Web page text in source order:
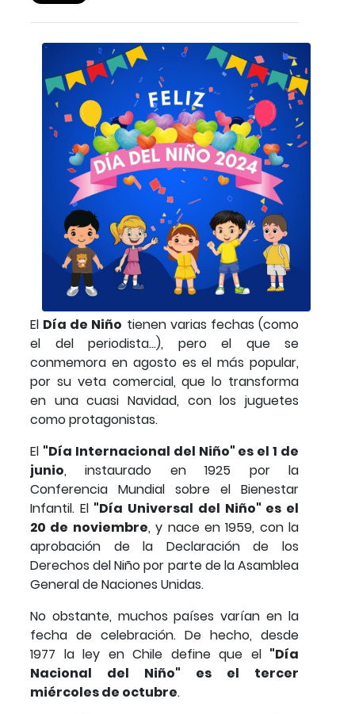
El Día de Niño tienen varias fechas (como
el del periodista...), pero el que se
conmemora en agosto es el más popular,
por su veta comercial, que lo transforma
en una cuasi Navidad, con los juguetes
como protagonistas.
El "Día Internacional del Niño" es el 1 de
junio, instaurado en 1925 por la
Conferencia Mundial sobre el Bienestar
Infantil. El "Día Universal del Niño" es el
20 de noviembre, y nace en 1959, con la
aprobación de la Declaración de los
Derechos del Niño por parte de la Asamblea
General de Naciones Unidas.
No obstante, muchos países varían en la
fecha de celebración. De hecho, desde
1977 la ley en Chile define que el "Día
Nacional del Niño" es el tercer
miércoles de octubre.